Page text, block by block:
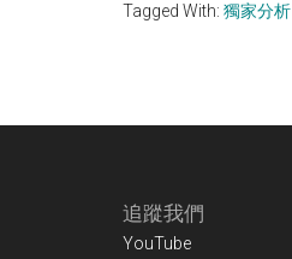
Tagged With: 獨家分析
追蹤我們
YouTube